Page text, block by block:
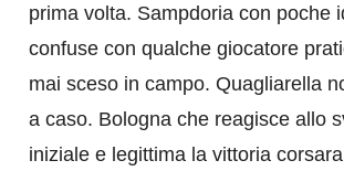
prima volta. Sampdoria con poche
confuse con qualche giocatore
mai sceso in campo. Quagliarella
a caso. Bologna che reagisce allo
iniziale e legittima la vittoria